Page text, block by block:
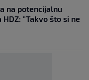
na potencijalnu
"Takvo što si ne